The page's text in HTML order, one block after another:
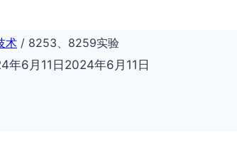
术 / 8253、8259实验
年6月11日 2024年6月11日